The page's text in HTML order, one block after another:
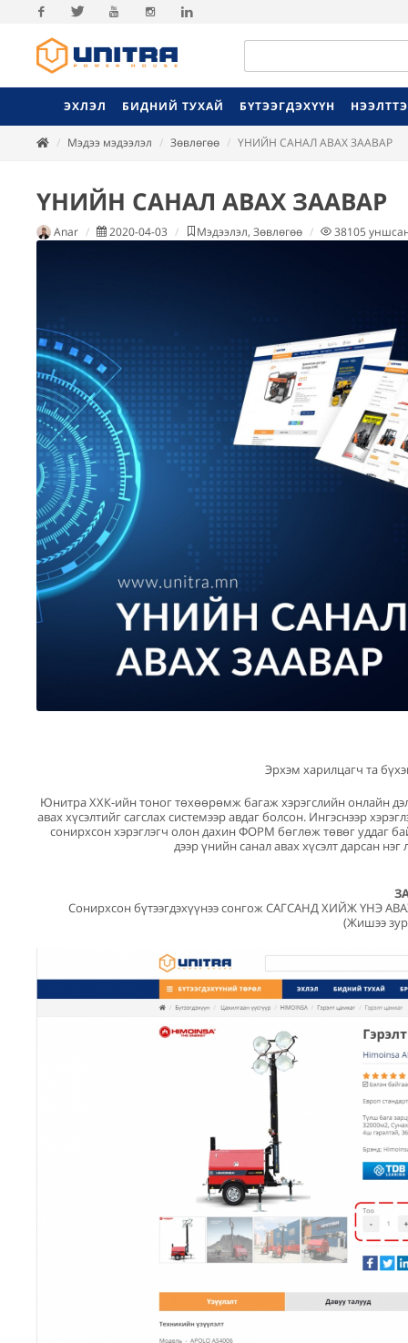
Facebook
ЭХЛЭЛ БИДНИЙ ТУХАЙ БҮТЭЭГДЭХҮҮН
Мэдээ мэдээлэл Зөвлөгөө ҮНИЙН САНАЛ АВАХ ЗААВАР
ҮНИЙН САНАЛ АВАХ ЗААВАР
Anar 2020-04-03 Мэдээлэл, Зөвлөгөө 38105
Эрхэм харилцагч та
Юнитра ХХК-ийн тоног төхөөрөмж багаж хэрэгслийн онлайн
авах хүсэлтийг сагслах системээр авдаг болсон. Ингэснээр
сонирхсон хэрэглэгч олон дахин ФОРМ бөглөж төвөг уддаг
дээр үнийн санал авах хүсэлт дарсан
Сонирхсон бүтээгдэхүүнээ сонгож САГСАНД ХИЙЖ ҮНЭ
(Жишээ